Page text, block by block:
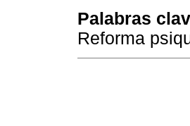
Palabras
Reforma